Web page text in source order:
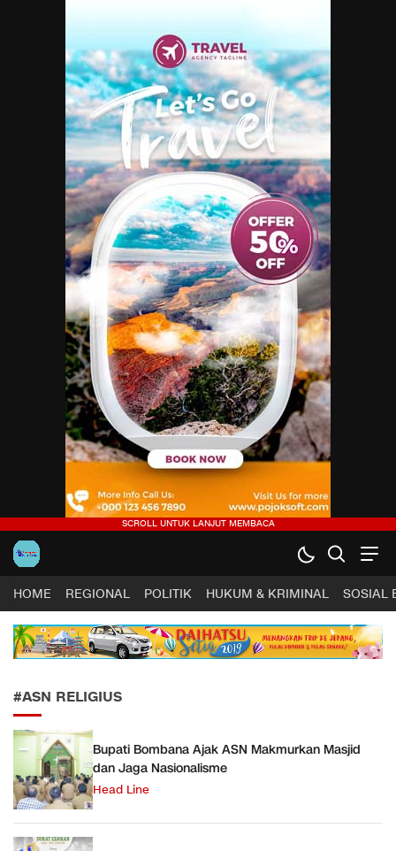
Harapan Sultra .COM |
Lugas, Tuntas dan Terpercaya
HOME REGIONAL POLITIK HUKUM & KRIMINAL SOSIAL
#ASN RELIGIUS
Bupati Bombana Ajak ASN Makmurkan Masjid
dan Jaga Nasionalisme
Head Line